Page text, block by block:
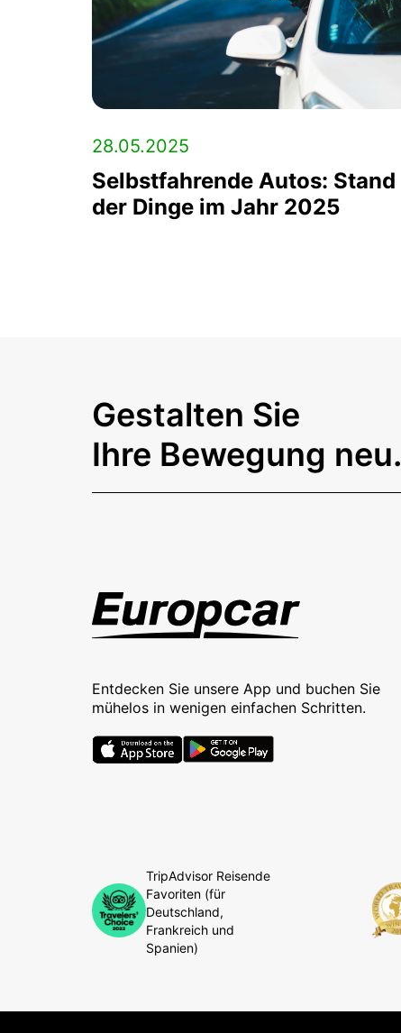
28.05.2025
Selbstfahrende Autos: Stand
der Dinge im Jahr 2025
Gestalten Sie
Ihre Bewegung neu.
Entdecken Sie unsere App und buchen Sie
mühelos in wenigen einfachen Schritten.
TripAdvisor Reisende
Favoriten (für
Deutschland,
Frankreich und
Spanien)